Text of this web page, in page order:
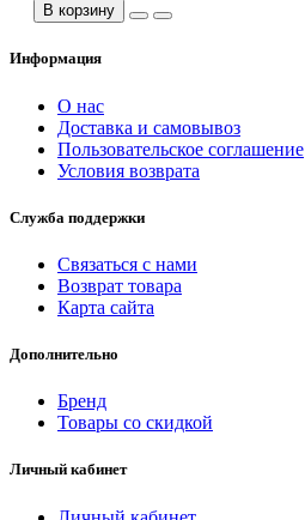
В корзину
Информация
О нас
Доставка и самовывоз
Пользовательское соглашение
Условия возврата
Служба поддержки
Связаться с нами
Возврат товара
Карта сайта
Дополнительно
Бренд
Товары со скидкой
Личный кабинет